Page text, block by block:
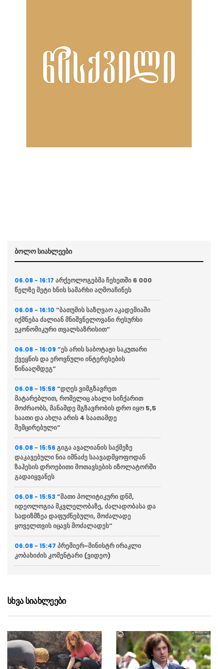
ბოლო სიახლეები
06.08 - 16:17 არქეოლოგებმა ჩეხეთში 6 000
წელზე მეტი ხნის სამარხი აღმოაჩინეს
06.08 - 16:10 “ბათუმის საზღვაო აკადემიაში
იქმნება ძალიან მნიშვნელოვანი რესურსი
ეკონომიკური თვალსაზრისით”
06.08 - 16:09 “ეს არის საბოტაჟი საკუთარი
ქვეყნის და ეროვნული ინტერესების
წინააღმდეგ”
06.08 - 15:58 “დღეს ვიმგზავრეთ
მატარებლით, რომელიც ახალი სიჩქარით
მოძრაობს, მანამდე მგზავრობის დრო იყო 5,5
საათი და ახლა არის 4 საათამდე
შემცირებული”
06.08 - 15:56 გიგა ავალიანის საქმეზე
დაკავებული ნია იმნაძე საავადმყოფოდან
ზაჰესის დროებითი მოთავსების იზოლატორში
გადაიყვანეს
06.08 - 15:53 “მათი პოლიტიკური დნმ,
იდეოლოგია მკვლელობაზე, ძალადობასა და
სადიზმზეა დაფუძნებული, მოძალადე
ყოველთვის იცავს მოძალადეს”
06.08 - 15:47 პრემიერ-მინისტრ ირაკლი
კობახიძის კომენტარი (ვიდეო)
გამოყენების რესურსი ამოწურა
განცხადებასთან დაკავშირებით
პროკურატურას მიმართავს
06.08 - 15:35რუსეთიდან სომხეთში
სხვა სიახლეები